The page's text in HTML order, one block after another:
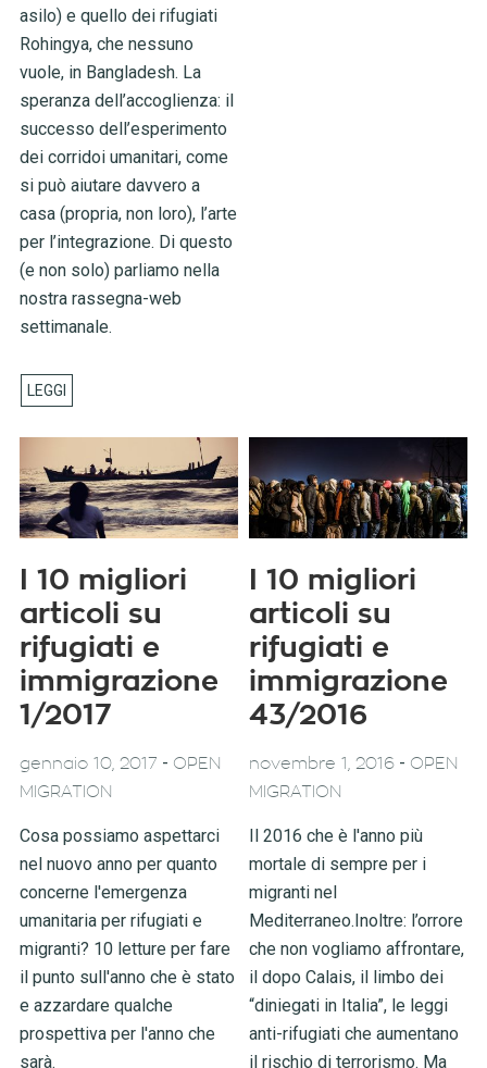
asilo) e quello dei rifugiati
Rohingya, che nessuno
vuole, in Bangladesh. La
speranza dell’accoglienza: il
successo dell’esperimento
dei corridoi umanitari, come
si può aiutare davvero a
casa (propria, non loro), l’arte
per l’integrazione. Di questo
(e non solo) parliamo nella
nostra rassegna-web
settimanale.
I 10 migliori
articoli su
rifugiati e
immigrazione
1/2017
gennaio 10, 2017 - OPEN
MIGRATION
Cosa possiamo aspettarci
nel nuovo anno per quanto
concerne l'emergenza
umanitaria per rifugiati e
migranti? 10 letture per fare
il punto sull'anno che è stato
e azzardare qualche
prospettiva per l'anno che
sarà.
I 10 migliori
articoli su
rifugiati e
immigrazione
43/2016
novembre 1, 2016 - OPEN
MIGRATION
Il 2016 che è l'anno più
mortale di sempre per i
migranti nel
Mediterraneo.Inoltre: l’orrore
che non vogliamo affrontare,
il dopo Calais, il limbo dei
“diniegati in Italia”, le leggi
anti-rifugiati che aumentano
il rischio di terrorismo. Ma